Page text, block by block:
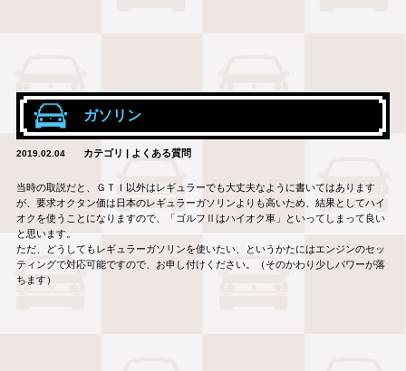
ガソリン
2019.02.04 カテゴリ | よくある質問
当時の取説だと、ＧＴＩ以外はレギュラーでも大丈夫なように書いてはあります
が、要求オクタン価は日本のレギュラーガソリンよりも高いため、結果としてハイ
オクを使うことになりますので、「ゴルフⅡはハイオク車」といってしまって良い
と思います。
ただ、どうしてもレギュラーガソリンを使いたい、というかたにはエンジンのセッ
ティングで対応可能ですので、お申し付けください。（そのかわり少しパワーが落
ちます）